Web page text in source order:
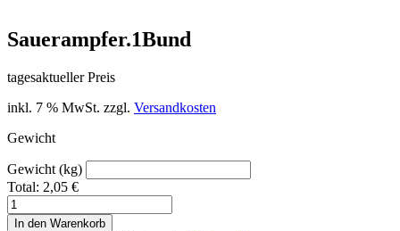
Sauerampfer.1Bund
tagesaktueller Preis
inkl. 7 % MwSt. zzgl. Versandkosten
Gewicht
Gewicht (kg)
Total: 2,05 €
Sauerampfer.1Bund
Menge
In den Warenkorb